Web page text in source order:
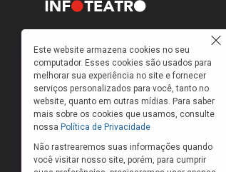
ingressos e a que preços? Quais peças estão
em cartaz?
Para responder a essas e outras perguntas,
criamos o banco de peças teatrais do
INFOTEATRO.
são de inteira responsabilidade das produções.
O Infoteatro não se responsabiliza pela
Este website armazena cookies no seu
computador. Esses cookies são usados para
melhorar sua experiência no site e fornecer
serviços personalizados para você, tanto no
website, quanto em outras mídias. Para saber
mais sobre os cookies que usamos, consulte
nossa Política de Privacidade
Não rastrearemos suas informações quando
você visitar nosso site, porém, para cumprir